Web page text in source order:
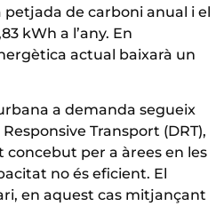
de carboni anual i el
kWh a l’any. En
actual baixarà un
a demanda segueix
Transport (DRT),
per a àrees en les
no és eficient. El
en aquest cas mitjançant